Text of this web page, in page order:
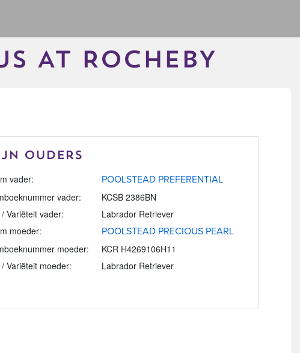
AT ROCHEBY
Ouders
vader:
POOLSTEAD PREFERENTIAL
vader:
KCSB 2386BN
Variëteit vader:
Labrador Retriever
moeder:
POOLSTEAD PRECIOUS PEARL
moeder:
KCR H4269106H11
/ Variëteit moeder:
Labrador Retriever